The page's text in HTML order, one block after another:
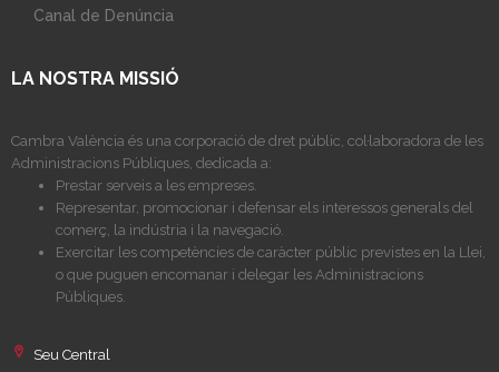
Canal de Denúncia
LA NOSTRA MISSIÓ
Cambra València és una corporació de dret públic, col·laboradora de les
Administracions Públiques, dedicada a:
Prestar serveis a les empreses.
Representar, promocionar i defensar els interessos generals del
comerç, la indústria i la navegació.
Exercitar les competències de caràcter públic previstes en la Llei,
o que puguen encomanar i delegar les Administracions
Públiques.
Seu Central